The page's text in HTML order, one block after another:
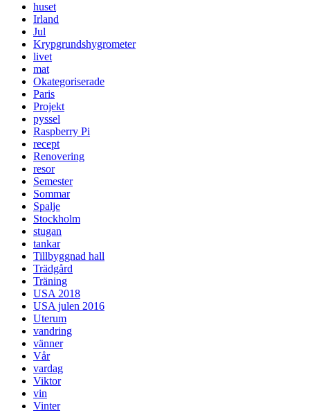
huset
Irland
Jul
Krypgrundshygrometer
livet
mat
Okategoriserade
Paris
Projekt
pyssel
Raspberry Pi
recept
Renovering
resor
Semester
Sommar
Spalje
Stockholm
stugan
tankar
Tillbyggnad hall
Trädgård
Träning
USA 2018
USA julen 2016
Uterum
vandring
vänner
Vår
vardag
Viktor
vin
Vinter